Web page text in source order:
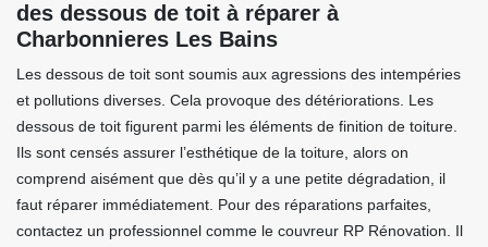
des dessous de toit à réparer à
Charbonnieres Les Bains
Les dessous de toit sont soumis aux agressions des intempéries
et pollutions diverses. Cela provoque des détériorations. Les
dessous de toit figurent parmi les éléments de finition de toiture.
Ils sont censés assurer l’esthétique de la toiture, alors on
comprend aisément que dès qu’il y a une petite dégradation, il
faut réparer immédiatement. Pour des réparations parfaites,
contactez un professionnel comme le couvreur RP Rénovation. Il